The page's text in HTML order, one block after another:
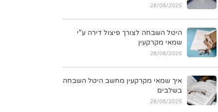
28/08/2025
היטל השבחה לצורך פיצול דירה ע"י
שמאי מקרקעין
28/08/2025
איך שמאי מקרקעין מחשב היטל השבחה
בשלבים
28/08/2025